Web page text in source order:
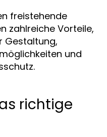
freistehende
zahlreiche Vorteile,
Gestaltung,
und
richtige